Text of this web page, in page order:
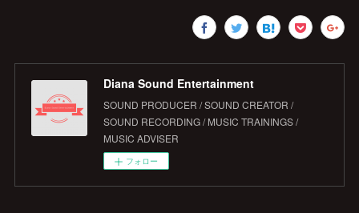
Diana Sound Entertainment
SOUND PRODUCER / SOUND CREATOR /
SOUND RECORDING / MUSIC TRAININGS /
MUSIC ADVISER
フォロー